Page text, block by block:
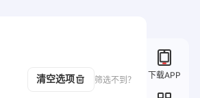
清空选项 筛选不到？
下载APP